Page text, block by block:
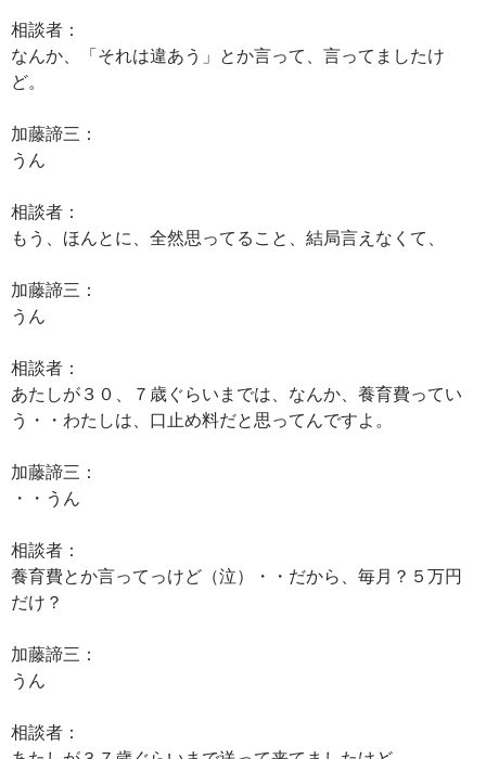
相談者：
なんか、「それは違あう」とか言って、言ってましたけ
ど。
加藤諦三：
うん
相談者：
もう、ほんとに、全然思ってること、結局言えなくて、
加藤諦三：
うん
相談者：
あたしが３０、７歳ぐらいまでは、なんか、養育費ってい
う・・わたしは、口止め料だと思ってんですよ。
加藤諦三：
・・うん
相談者：
養育費とか言ってっけど（泣）・・だから、毎月？５万円
だけ？
加藤諦三：
うん
相談者：